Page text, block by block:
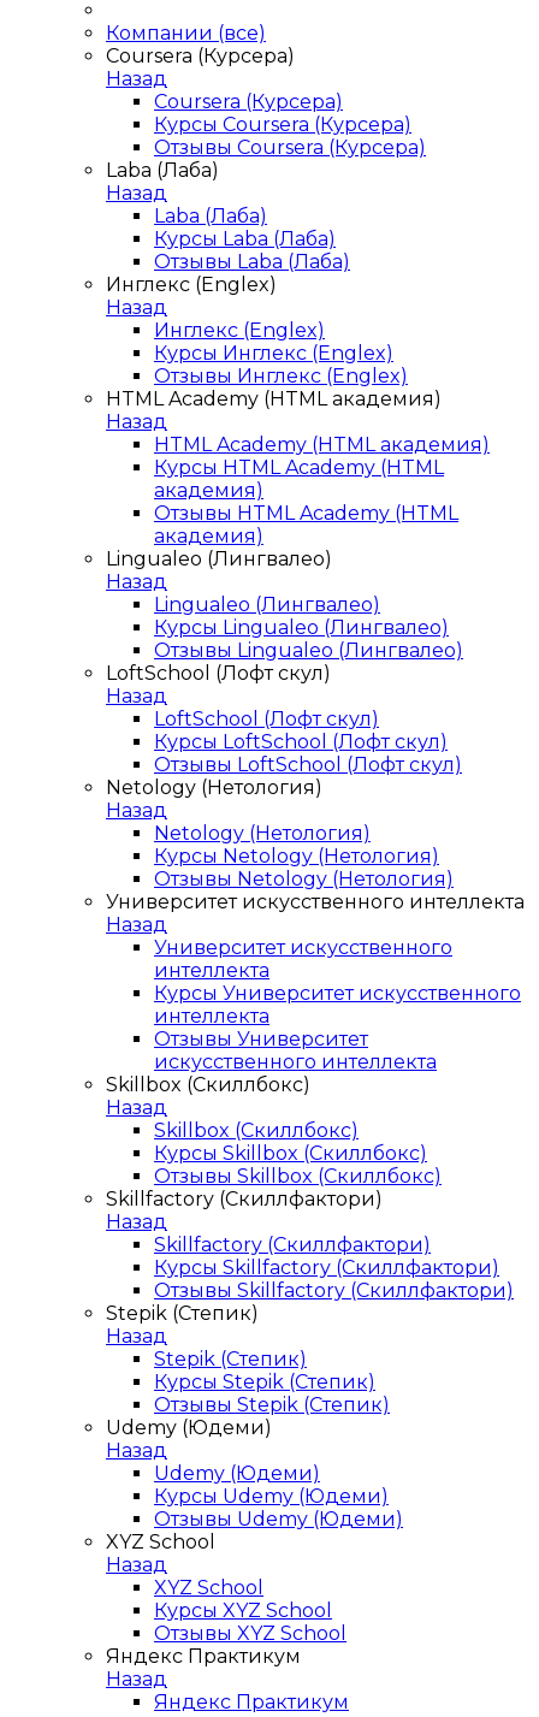
Компании (все)
Coursera (Курсера)
Назад
Coursera (Курсера)
Курсы Coursera (Курсера)
Отзывы Coursera (Курсера)
Laba (Лаба)
Назад
Laba (Лаба)
Курсы Laba (Лаба)
Отзывы Laba (Лаба)
Инглекс (Englex)
Назад
Инглекс (Englex)
Курсы Инглекс (Englex)
Отзывы Инглекс (Englex)
HTML Academy (HTML академия)
Назад
HTML Academy (HTML академия)
Курсы HTML Academy (HTML
академия)
Отзывы HTML Academy (HTML
академия)
Lingualeo (Лингвалео)
Назад
Lingualeo (Лингвалео)
Курсы Lingualeo (Лингвалео)
Отзывы Lingualeo (Лингвалео)
LoftSchool (Лофт скул)
Назад
LoftSchool (Лофт скул)
Курсы LoftSchool (Лофт скул)
Отзывы LoftSchool (Лофт скул)
Netology (Нетология)
Назад
Netology (Нетология)
Курсы Netology (Нетология)
Отзывы Netology (Нетология)
Университет искусственного интеллекта
Назад
Университет искусственного
интеллекта
Курсы Университет искусственного
интеллекта
Отзывы Университет
искусственного интеллекта
Skillbox (Скиллбокс)
Назад
Skillbox (Скиллбокс)
Курсы Skillbox (Скиллбокс)
Отзывы Skillbox (Скиллбокс)
Skillfactory (Скиллфактори)
Назад
Skillfactory (Скиллфактори)
Курсы Skillfactory (Скиллфактори)
Отзывы Skillfactory (Скиллфактори)
Stepik (Степик)
Назад
Stepik (Степик)
Курсы Stepik (Степик)
Отзывы Stepik (Степик)
Udemy (Юдеми)
Назад
Udemy (Юдеми)
Курсы Udemy (Юдеми)
Отзывы Udemy (Юдеми)
XYZ School
Назад
XYZ School
Курсы XYZ School
Отзывы XYZ School
Яндекс Практикум
Назад
Яндекс Практикум